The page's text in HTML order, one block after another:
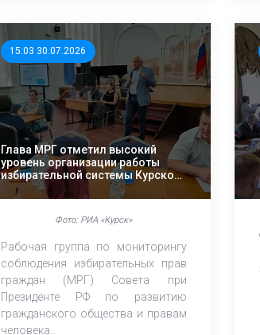
15:03 30.07.2026
Глава МРГ отметил высокий
уровень организации работы
избирательной системы Курской
области
Фото: РИА «Курск»
Рабочая группа по мониторингу
соблюдения избирательных прав
граждан (МРГ) Совета при
Президенте РФ по развитию
гражданского общества и правам
человека...